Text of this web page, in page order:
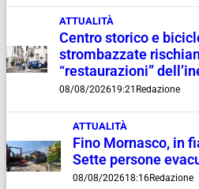
ATTUALITÀ
Centro storico e
strombazzate
“restaurazioni”
08/08/202619:21 Redazione
ATTUALITÀ
Fino Mornasco, in
Sette persone
08/08/202618:16Redazione